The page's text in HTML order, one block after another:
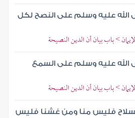
الله عليه وسلم على النصح لكل
> باب بيان أن الدين النصيحة
الله عليه وسلم على السمع
> باب بيان أن الدين النصيحة
فليس منا ومن غشنا فليس